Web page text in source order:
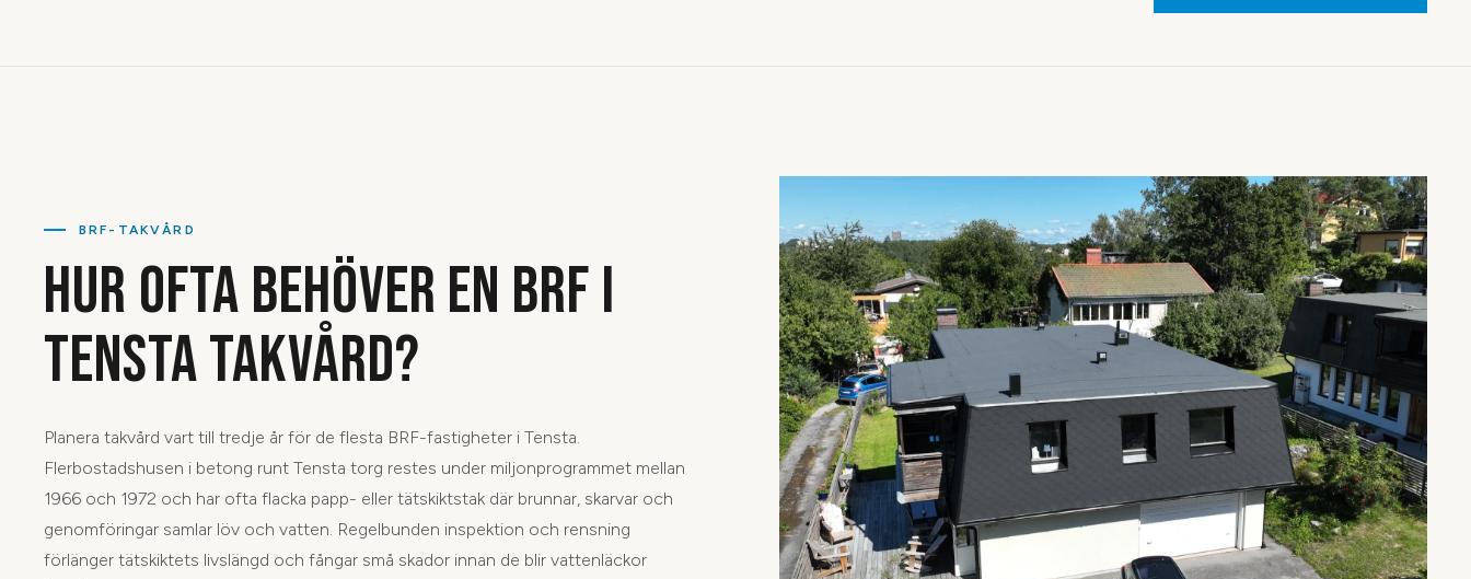
BRF-TAKVÅRD
HUR OFTA BEHÖVER EN BRF I
TENSTA TAKVÅRD?
Planera takvård vart till tredje år för de flesta BRF-fastigheter i Tensta.
Flerbostadshusen i betong runt Tensta torg restes under miljonprogrammet mellan
1966 och 1972 och har ofta flacka papp- eller tätskiktstak där brunnar, skarvar och
genomföringar samlar löv och vatten. Regelbunden inspektion och rensning
förlänger tätskiktets livslängd och fångar små skador innan de blir vattenläckor